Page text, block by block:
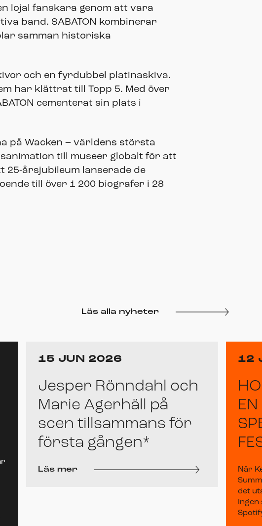
lojal fanskara genom att vara
band. SABATON kombinerar
samman historiska
och en fyrdubbel platinaskiva.
har klättrat till Topp 5. Med över
cementerat sin plats i
på Wacken – världens största
till museer globalt för att
25-årsjubileum lanserade de
till över 1 200 biografer i 28
Läs alla nyheter
15 JUN 2026
Jesper Rönndahl och
Marie Agerhäll på
scen tillsammans för
första gången*
Läs mer
12
När
det